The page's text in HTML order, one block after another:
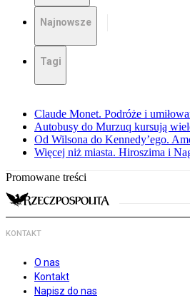
Najnowsze
Tagi
Claude Monet. Podróże i
Autobusy do Murzuq kursują
Od Wilsona do Kennedy’ego.
Więcej niż miasta. Hiroszima i
Promowane treści
KONTAKT
O nas
Kontakt
Napisz do nas